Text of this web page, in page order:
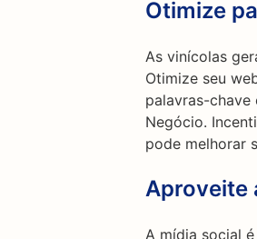
Otimize
As vinícolas
Otimize seu
palavras-chave
Negócio.
pode melhorar
Aproveite
A mídia social